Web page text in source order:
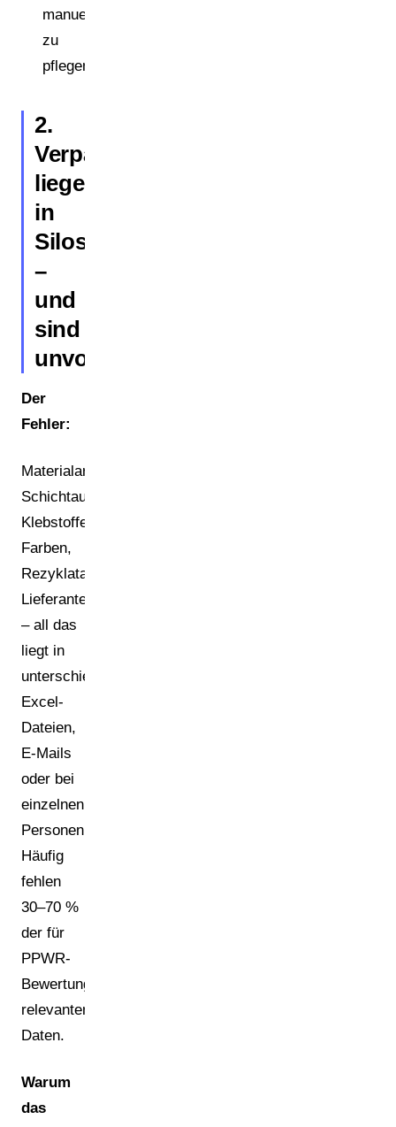
manuell
zu
pflegen.
2.
Verpackungsdaten
liegen
in
Silos
–
und
sind
unvollständig
Der
Fehler:
Materialarten,
Schichtaufbauten,
Klebstoffe,
Farben,
Rezyklatanteile,
Lieferantenzertifikate
– all das
liegt in
unterschiedlichen
Excel-
Dateien,
E-Mails
oder bei
einzelnen
Personen.
Häufig
fehlen
30–70 %
der für
PPWR-
Bewertungen
relevanten
Daten.
Warum
das